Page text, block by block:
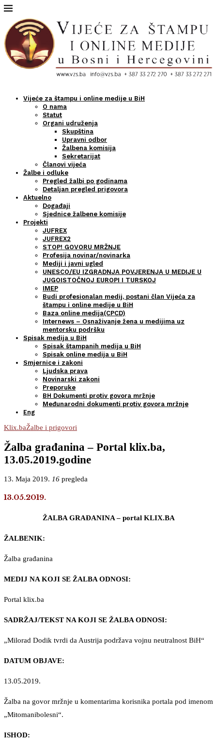
Vijeće za štampu i online medije u BiH
O nama
Statut
Organi udruženja
Skupština
Upravni odbor
Žalbena komisija
Sekretarijat
Članovi vijeća
Žalbe i odluke
Pregled žalbi po godinama
Detaljan pregled prigovora
Aktuelno
Događaji
Sjednice žalbene komisije
Projekti
JUFREX
JUFREX2
STOP! GOVORU MRŽNJE
Profesija novinar/novinarka
Mediji i javni ugled
UNESCO/EU IZGRADNJA POVJERENJA U MEDIJE U
JUGOISTOČNOJ EUROPI I TURSKOJ
IMEP
Budi profesionalan medij, postani član Vijeća za
štampu i online medije u BiH
Baza online medija(CPCD)
Internews – Osnaživanje žena u medijima uz
mentorsku podršku
Spisak medija u BiH
Spisak štampanih medija u BiH
Spisak online medija u BiH
Smjernice i zakoni
Ljudska prava
Novinarski zakoni
Preporuke
BH Dokumenti protiv govora mržnje
Međunarodni dokumenti protiv govora mržnje
Eng
Klix.baŽalbe i prigovori
Žalba građanina – Portal klix.ba,
13.05.2019.godine
13. Maja 2019. 16 pregleda
13.05.2019.
ŽALBA GRAĐANINA – portal KLIX.BA
ŽALBENIK:
Žalba građanina
MEDIJ NA KOJI SE ŽALBA ODNOSI:
Portal klix.ba
SADRŽAJ/TEKST NA KOJI SE ŽALBA ODNOSI:
„Milorad Dodik tvrdi da Austrija podržava vojnu neutralnost BiH“
DATUM OBJAVE:
13.05.2019.
Žalba na govor mržnje u komentarima korisnika portala pod imenom
„Mitomanibolesni“.
ISHOD: